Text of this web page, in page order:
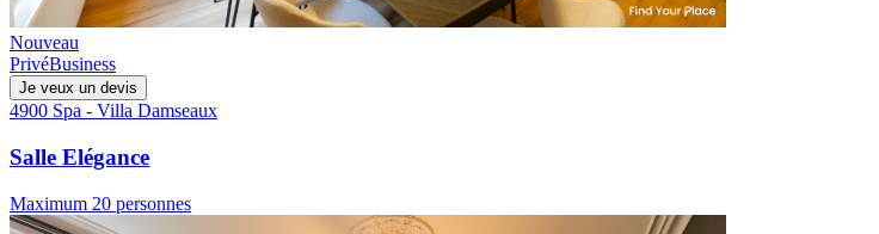
Nouveau
PrivéBusiness
Je veux un devis
4900 Spa - Villa Damseaux
Salle Elégance
Maximum 20 personnes